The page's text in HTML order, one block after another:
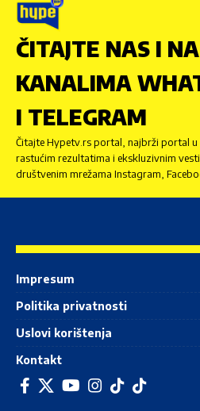
ČITAJTE NAS I
KANALIMA
I TELEGRAM
Čitajte Hypetv.rs portal, najbrži portal u
rastućim rezultatima i ekskluzivnim
društvenim mrežama Instagram,
Impresum
Politika privatnosti
Uslovi korištenja
Kontakt